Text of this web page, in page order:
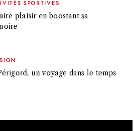
SPORTIVES
plaisir en boostant sa
un voyage dans le temps